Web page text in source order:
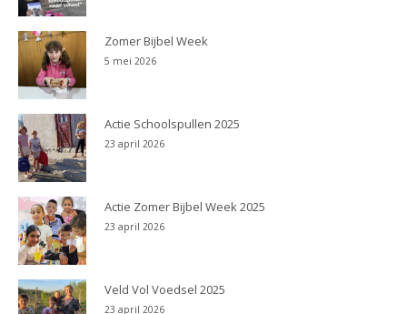
Zomer Bijbel Week
5 mei 2026
Actie Schoolspullen 2025
23 april 2026
Actie Zomer Bijbel Week 2025
23 april 2026
Veld Vol Voedsel 2025
23 april 2026